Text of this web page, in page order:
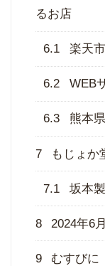
るお店
6.1 楽天
6.2 WEB
6.3 熊本
7 もじょか
7.1 坂本
8 2024年6
9 むすびに